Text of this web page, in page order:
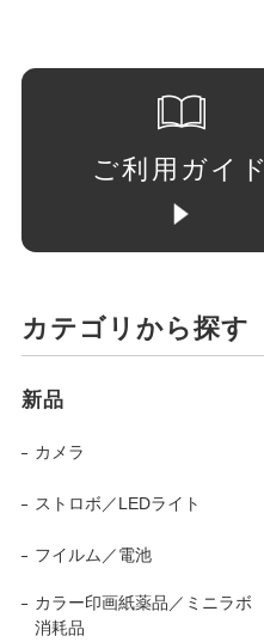
ご利用ガイド
カテゴリから探す
新品
カメラ
ストロボ／LEDライト
フイルム／電池
カラー印画紙薬品／ミニラボ
消耗品